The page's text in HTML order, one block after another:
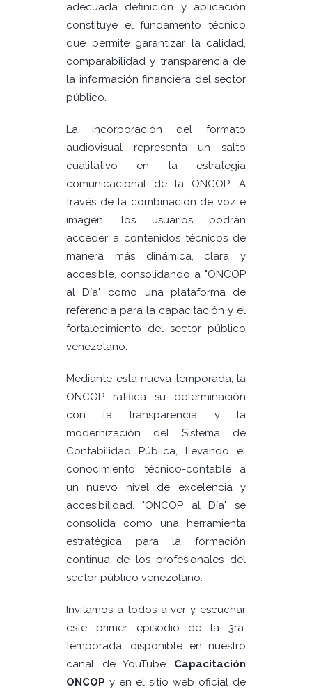
adecuada definición y aplicación
constituye el fundamento técnico
que permite garantizar la calidad,
comparabilidad y transparencia de
la información financiera del sector
público.
La incorporación del formato
audiovisual representa un salto
cualitativo en la estrategia
comunicacional de la ONCOP. A
través de la combinación de voz e
imagen, los usuarios podrán
acceder a contenidos técnicos de
manera más dinámica, clara y
accesible, consolidando a "ONCOP
al Día" como una plataforma de
referencia para la capacitación y el
fortalecimiento del sector público
venezolano.
Mediante esta nueva temporada, la
ONCOP ratifica su determinación
con la transparencia y la
modernización del Sistema de
Contabilidad Pública, llevando el
conocimiento técnico-contable a
un nuevo nivel de excelencia y
accesibilidad. "ONCOP al Día" se
consolida como una herramienta
estratégica para la formación
continua de los profesionales del
sector público venezolano.
Invitamos a todos a ver y escuchar
este primer episodio de la 3ra.
temporada, disponible en nuestro
canal de YouTube Capacitación
ONCOP y en el sitio web oficial de